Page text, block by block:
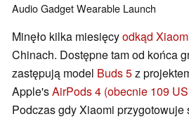
AudioGadgetWearable Launch
Minęło kilka miesięcyodkąd
Chinach. Dostępne tam od końca
zastępują model Buds 5z
Apple'sAirPods 4 (obecnie 109
Podczas gdy Xiaomi